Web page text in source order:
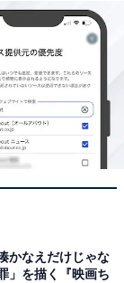
かなえだけじゃな
」を描く『映画ち